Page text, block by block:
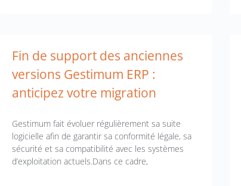
Fin de support des anciennes
versions Gestimum ERP :
anticipez votre migration
Gestimum fait évoluer régulièrement sa suite
logicielle afin de garantir sa conformité légale, sa
sécurité et sa compatibilité avec les systèmes
d’exploitation actuels.Dans ce cadre,